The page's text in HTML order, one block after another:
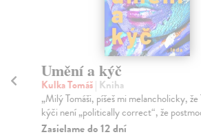
Umění a kýč
Kulka Tomáš| Kniha
„Milý Tomáši, píšeš mi melancholicky, že
kýči není „politically correct“, že
Zasielame do 12 dní